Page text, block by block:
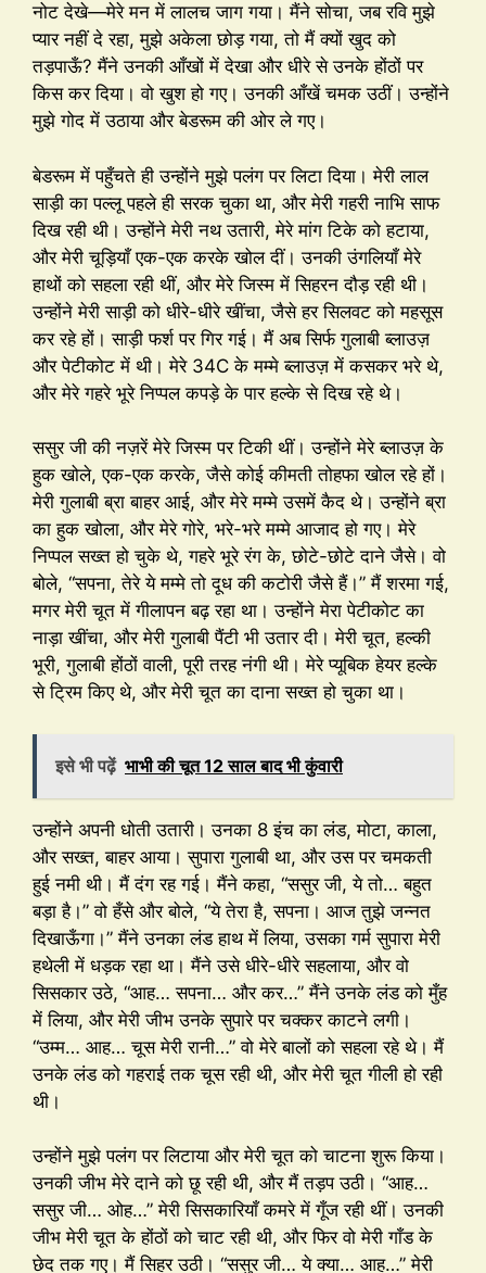
नोट देखे—मेरे मन में लालच जाग गया। मैंने सोचा, जब रवि मुझे
प्यार नहीं दे रहा, मुझे अकेला छोड़ गया, तो मैं क्यों खुद को
तड़पाऊँ? मैंने उनकी आँखों में देखा और धीरे से उनके होंठों पर
किस कर दिया। वो खुश हो गए। उनकी आँखें चमक उठीं। उन्होंने
मुझे गोद में उठाया और बेडरूम की ओर ले गए।
बेडरूम में पहुँचते ही उन्होंने मुझे पलंग पर लिटा दिया। मेरी लाल
साड़ी का पल्लू पहले ही सरक चुका था, और मेरी गहरी नाभि साफ
दिख रही थी। उन्होंने मेरी नथ उतारी, मेरे मांग टिके को हटाया,
और मेरी चूड़ियाँ एक-एक करके खोल दीं। उनकी उंगलियाँ मेरे
हाथों को सहला रही थीं, और मेरे जिस्म में सिहरन दौड़ रही थी।
उन्होंने मेरी साड़ी को धीरे-धीरे खींचा, जैसे हर सिलवट को महसूस
कर रहे हों। साड़ी फर्श पर गिर गई। मैं अब सिर्फ गुलाबी ब्लाउज़
और पेटीकोट में थी। मेरे 34C के मम्मे ब्लाउज़ में कसकर भरे थे,
और मेरे गहरे भूरे निप्पल कपड़े के पार हल्के से दिख रहे थे।
ससुर जी की नज़रें मेरे जिस्म पर टिकी थीं। उन्होंने मेरे ब्लाउज़ के
हुक खोले, एक-एक करके, जैसे कोई कीमती तोहफा खोल रहे हों।
मेरी गुलाबी ब्रा बाहर आई, और मेरे मम्मे उसमें कैद थे। उन्होंने ब्रा
का हुक खोला, और मेरे गोरे, भरे-भरे मम्मे आजाद हो गए। मेरे
निप्पल सख्त हो चुके थे, गहरे भूरे रंग के, छोटे-छोटे दाने जैसे। वो
बोले, “सपना, तेरे ये मम्मे तो दूध की कटोरी जैसे हैं।” मैं शरमा गई,
मगर मेरी चूत में गीलापन बढ़ रहा था। उन्होंने मेरा पेटीकोट का
नाड़ा खींचा, और मेरी गुलाबी पैंटी भी उतार दी। मेरी चूत, हल्की
भूरी, गुलाबी होंठों वाली, पूरी तरह नंगी थी। मेरे प्यूबिक हेयर हल्के
से ट्रिम किए थे, और मेरी चूत का दाना सख्त हो चुका था।
इसे भी पढ़ें भाभी की चूत 12 साल बाद भी कुंवारी
उन्होंने अपनी धोती उतारी। उनका 8 इंच का लंड, मोटा, काला,
और सख्त, बाहर आया। सुपारा गुलाबी था, और उस पर चमकती
हुई नमी थी। मैं दंग रह गई। मैंने कहा, “ससुर जी, ये तो… बहुत
बड़ा है।” वो हँसे और बोले, “ये तेरा है, सपना। आज तुझे जन्नत
दिखाऊँगा।” मैंने उनका लंड हाथ में लिया, उसका गर्म सुपारा मेरी
हथेली में धड़क रहा था। मैंने उसे धीरे-धीरे सहलाया, और वो
सिसकार उठे, “आह… सपना… और कर…” मैंने उनके लंड को मुँह
में लिया, और मेरी जीभ उनके सुपारे पर चक्कर काटने लगी।
“उम्म… आह… चूस मेरी रानी…” वो मेरे बालों को सहला रहे थे। मैं
उनके लंड को गहराई तक चूस रही थी, और मेरी चूत गीली हो रही
थी।
उन्होंने मुझे पलंग पर लिटाया और मेरी चूत को चाटना शुरू किया।
उनकी जीभ मेरे दाने को छू रही थी, और मैं तड़प उठी। “आह…
ससुर जी… ओह…” मेरी सिसकारियाँ कमरे में गूँज रही थीं। उनकी
जीभ मेरी चूत के होंठों को चाट रही थी, और फिर वो मेरी गाँड के
छेद तक गए। मैं सिहर उठी। “ससुर जी… ये क्या… आह…” मेरी